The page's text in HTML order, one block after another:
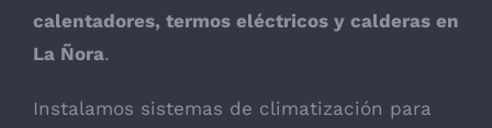
calentadores, termos eléctricos y calderas en
La Ñora.
Instalamos sistemas de climatización para